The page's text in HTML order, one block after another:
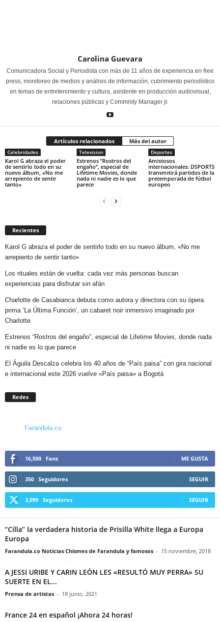
Carolina Guevara
Comunicadora Social y Periodista con más de 11 años de experiencia en free
press, monitoreo de medios y análisis de información, cubrimiento periodístico
en temas de entretenimiento y cultura, asistente en producción audiovisual,
relaciones públicas y Commnity Manager jr.
Artículos relacionados Más del autor
Celebridades
Karol G abraza el poder
de sentirlo todo en su
nuevo álbum, «No me
arrepiento de sentir
tanto»
Television
Estrenos “Rostros del
engaño”, especial de
Lifetime Movies, donde
nada ni nadie es lo que
parece
Deportes
Amistosos
internacionales: DSPORTS
transmitirá partidos de la
pretemporada de fútbol
europeo
Recientes
Karol G abraza el poder de sentirlo todo en su nuevo álbum, «No me
arrepiento de sentir tanto»
Los rituales están de vuelta: cada vez más personas buscan
experiencias para disfrutar sin afán
Charlotte de Casabianca debuta como autora y directora con su ópera
prima ‘La Última Función’, un cabaret noir inmersivo imaginado por
Charlotte
Estrenos “Rostros del engaño”, especial de Lifetime Movies, donde nada
ni nadie es lo que parece
El Águila Descalza celebra los 40 años de “País paisa” con gira nacional
e internacional este 2026 vuelve «País paisa» a Bogotá
Redes
Farandula.co
16,500 Fans ME GUSTA
350 Seguidores SEGUIR
3,099 Seguidores SEGUIR
“Cilla” la verdadera historia de Prisilla White llega a Europa
Europa
Farandula.co Noticias Chismes de Farandula y famosos - 15 noviembre, 2018
A JESSI URIBE Y CARIN LEÓN LES «RESULTÓ MUY PERRA» SU
SUERTE EN EL...
Prensa de artistas - 18 junio, 2021
France 24 en español ¡Ahora 24 horas!